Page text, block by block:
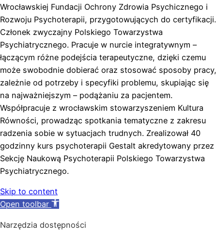
Wrocławskiej Fundacji Ochrony Zdrowia Psychicznego i
Rozwoju Psychoterapii, przygotowujących do certyfikacji.
Członek zwyczajny Polskiego Towarzystwa
Psychiatrycznego. Pracuje w nurcie integratywnym –
łączącym różne podejścia terapeutyczne, dzięki czemu
może swobodnie dobierać oraz stosować sposoby pracy,
zależnie od potrzeby i specyfiki problemu, skupiając się
na najważniejszym – podążaniu za pacjentem.
Współpracuje z wrocławskim stowarzyszeniem Kultura
Równości, prowadząc spotkania tematyczne z zakresu
radzenia sobie w sytuacjach trudnych. Zrealizował 40
godzinny kurs psychoterapii Gestalt akredytowany przez
Sekcję Naukową Psychoterapii Polskiego Towarzystwa
Psychiatrycznego.
Skip to content
Open toolbar
Narzędzia dostępności